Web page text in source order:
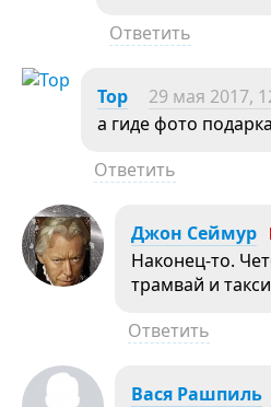
Ответить
Тор 29 мая 2017,
а гиде фото
Ответить
Джон Сеймур
Наконец-то.
трамвай и
Ответить
Вася Рашпиль